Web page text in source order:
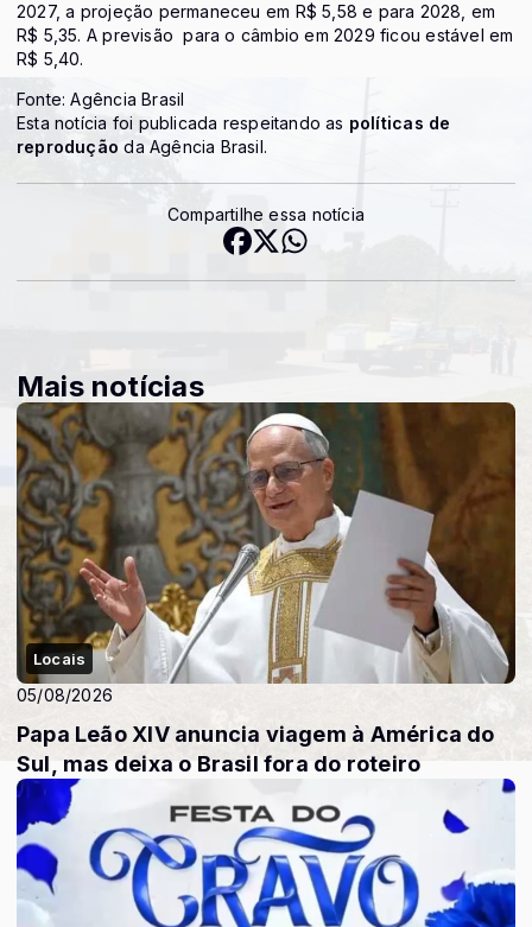
2027, a projeção permaneceu em R$ 5,58 e para 2028, em
R$ 5,35. A previsão para o câmbio em 2029 ficou estável em
R$ 5,40.
Fonte: Agência Brasil
Esta notícia foi publicada respeitando as políticas de
reprodução da Agência Brasil.
Compartilhe essa notícia
Mais notícias
Locais
05/08/2026
Papa Leão XIV anuncia viagem à América do
Sul, mas deixa o Brasil fora do roteiro